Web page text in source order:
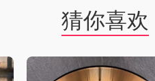
猜你喜欢